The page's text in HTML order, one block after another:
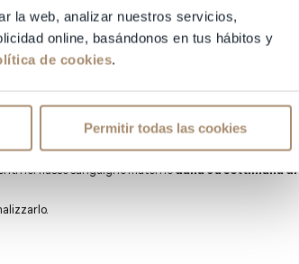
la web, analizar nuestros servicios,
online, basándonos en tus hábitos y
de cookies.
Permitir todas las cookies
dagli ultrasuoni).
una pinza o un catetere per via transcervicale
per individuare anomalie
nel flusso sanguigno maternodalla 9a settimana di